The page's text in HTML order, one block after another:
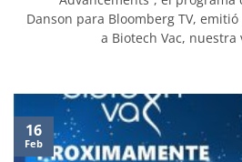
Danson para Bloomberg TV,
a Biotech Vac, nuestra
16
Feb